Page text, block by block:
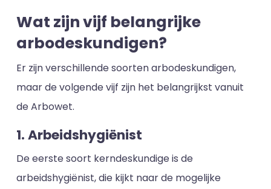
Wat zijn vijf belangrijke
arbodeskundigen?
Er zijn verschillende soorten arbodeskundigen,
maar de volgende vijf zijn het belangrijkst vanuit
de Arbowet.
1. Arbeidshygiënist
De eerste soort kerndeskundige is de
arbeidshygiënist, die kijkt naar de mogelijke